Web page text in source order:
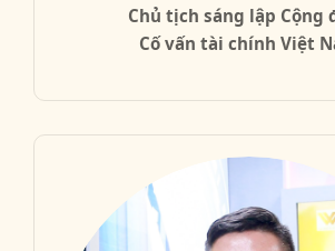
Chủ tịch sáng lập Cộng
Cố vấn tài chính Việt